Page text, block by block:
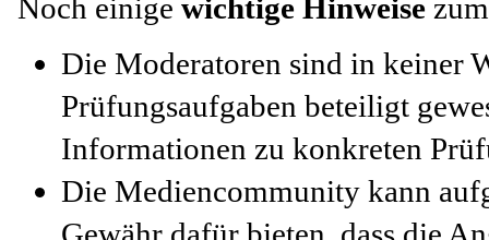
Noch einige wichtige Hinweise
Die Moderatoren sind in keiner
Prüfungsaufgaben beteiligt
Informationen zu konkreten
Die Mediencommunity kann